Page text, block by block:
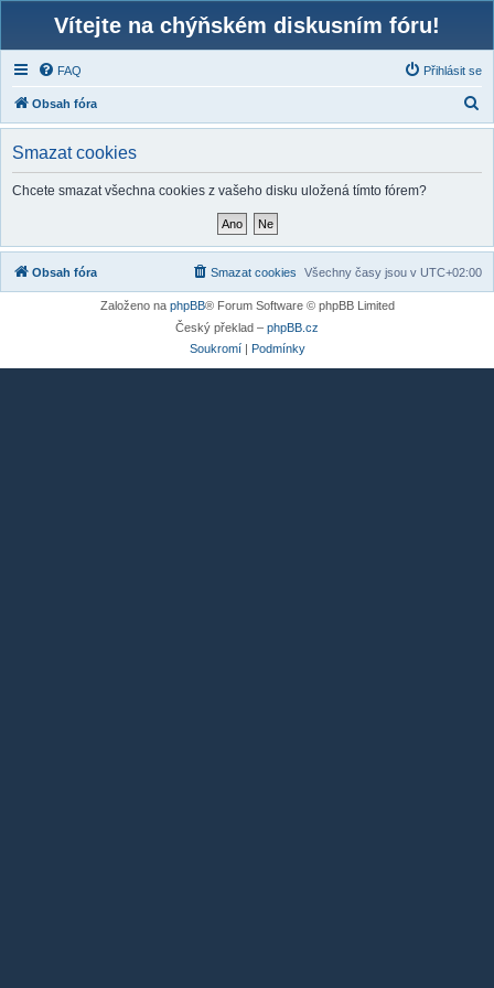
Vítejte na chýňském diskusním fóru!
FAQ Přihlásit se
Obsah fóra
l
Smazat cookies
Chcete smazat všechna cookies z vašeho disku uložená tímto fórem?
Obsah fóra Všechny časy jsou v UTC+02:00
Smazat cookies
Založeno na phpBB® Forum Software © phpBB Limited
Český překlad – phpBB.cz
Soukromí| Podmínky